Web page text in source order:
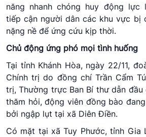
năng nhanh chóng huy động lực
tiếp cận người dân các khu vực bị
nặng nề để ứng cứu kịp thời.
Chủ động ứng phó mọi tình huống
Tại tỉnh Khánh Hòa, ngày 22/11,
Chính trị do đồng chí Trần Cẩm
trị, Thường trực Ban Bí thư dẫn
thăm hỏi, động viên đồng bào
bởi ngập lụt tại xã Diên Điền.
Có mặt tại xã Tuy Phước, tỉnh Gia